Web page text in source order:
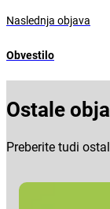
Naslednja objava
Obvestilo
Ostale
Preberite tudi